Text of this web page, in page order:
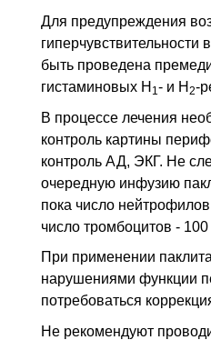
Для предупреждения
быть проведена
гистаминовых H 1- и H 2-
В процессе лечения
контроль картины
контроль АД, ЭКГ. Не
очередную инфузию
пока число
число тромбоцитов -
При применении
нарушениями функции
потребоваться
Не рекомендуют